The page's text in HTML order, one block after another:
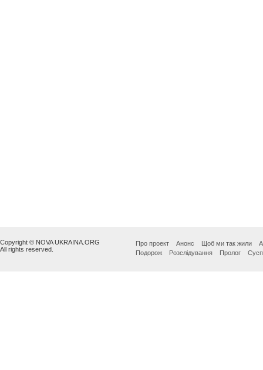
Copyright © NOVA UKRAINA.ORG
All rights reserved.
Про проект Анонс Щоб ми так жили
Подорож
Розслідування Пролог